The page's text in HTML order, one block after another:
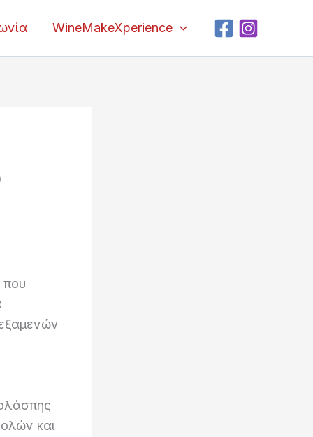
WineMakeXperience
που
και